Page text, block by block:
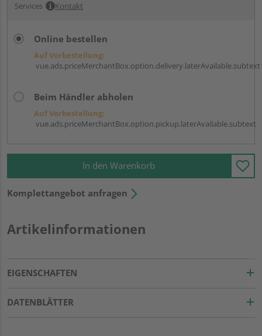
Services Kontakt
Online bestellen
Auf Vorbestellung:
vue.ads.priceMerchantBox.option.delivery.laterAvailable.subtext
Beim Händler abholen
Auf Vorbestellung:
vue.ads.priceMerchantBox.option.pickup.laterAvailable.subtext
In den Warenkorb
Komplettangebot anfragen
Artikelinformationen
EIGENSCHAFTEN
DATENBLÄTTER